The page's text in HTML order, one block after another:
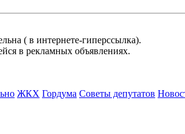
( в интернете-гиперссылка).
в рекламных объявлениях.
ЖКХ Гордума Советы депутатов